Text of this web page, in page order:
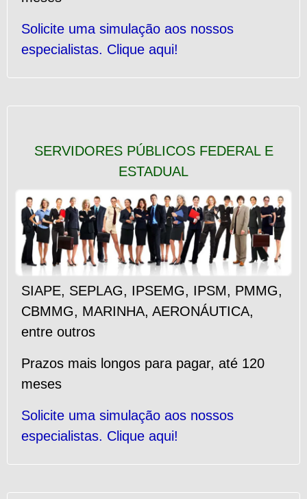
Solicite uma simulação aos nossos
especialistas. Clique aqui!
SERVIDORES PÚBLICOS FEDERAL E
ESTADUAL
SIAPE, SEPLAG, IPSEMG, IPSM, PMMG,
CBMMG, MARINHA, AERONÁUTICA,
entre outros
Prazos mais longos para pagar, até 120
meses
Solicite uma simulação aos nossos
especialistas. Clique aqui!